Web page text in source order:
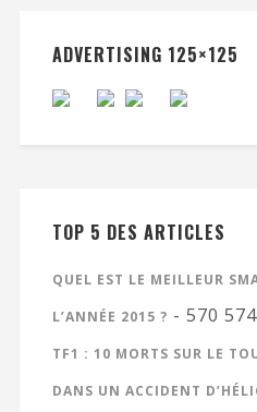
ADVERTISING 125×125
TOP 5 DES ARTICLES
QUEL EST LE MEILLEUR
L’ANNÉE 2015 ? - 570
TF1 : 10 MORTS SUR LE
DANS UN ACCIDENT